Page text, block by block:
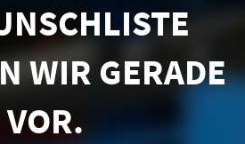
WIR GERADE
VOR.